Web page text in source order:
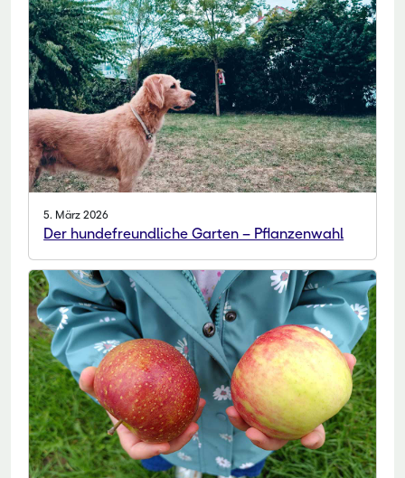
5. März 2026
Der hundefreundliche Garten – Pflanzenwahl